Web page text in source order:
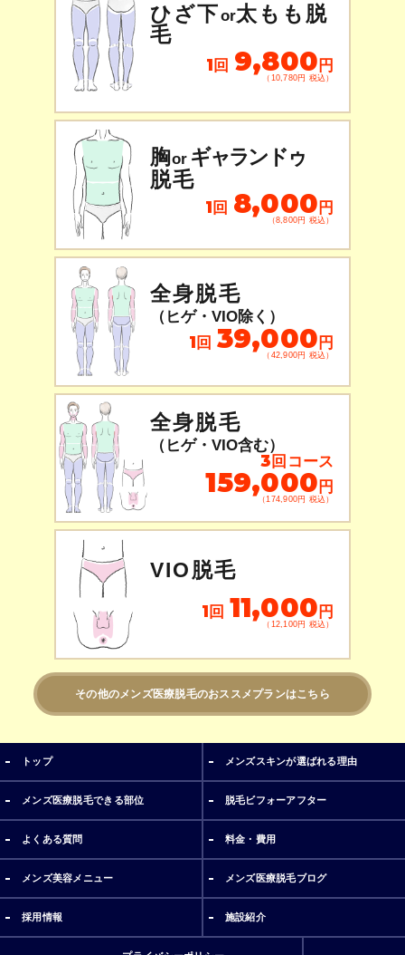
ひざ下or太もも脱
毛
1回 9,800円
（10,780円 税込）
胸orギャランドゥ
脱毛
1回 8,000 円
（8,800円 税込）
全身脱毛
（ヒゲ・VIO除く）
1回 39,000円
（42,900円 税込）
全身脱毛
（ヒゲ・VIO含む）
3回コース
159,000 円
（174,900円 税込）
VIO脱毛
1回 11,000 円
（12,100円 税込）
その他のメンズ医療脱毛のおススメプランはこちら
トップ メンズスキンが選ばれる理由
メンズ医療脱毛できる部位 脱毛ビフォーアフター
よくある質問 料金・費用
メンズ美容メニュー メンズ医療脱毛ブログ
採用情報 施設紹介